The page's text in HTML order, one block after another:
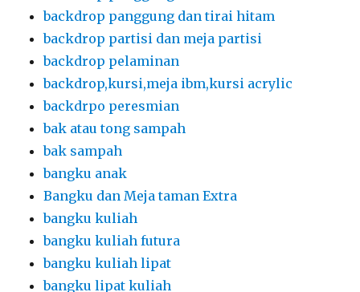
backdrop panggung dan tirai hitam
backdrop partisi dan meja partisi
backdrop pelaminan
backdrop,kursi,meja ibm,kursi acrylic
backdrpo peresmian
bak atau tong sampah
bak sampah
bangku anak
Bangku dan Meja taman Extra
bangku kuliah
bangku kuliah futura
bangku kuliah lipat
bangku lipat kuliah